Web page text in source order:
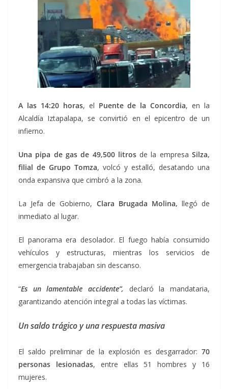
A las 14:20 horas, el Puente de la Concordia, en la
Alcaldía Iztapalapa, se convirtió en el epicentro de un
infierno.
Una pipa de gas de 49,500 litrosde la empresaSilza,
filial de Grupo Tomza, volcó y estalló, desatando una
onda expansiva que cimbró a la zona.
La Jefa de Gobierno, Clara Brugada Molina, llegó de
inmediato al lugar.
El panorama era desolador. El fuego había consumido
vehículos y estructuras, mientras los servicios de
emergencia trabajaban sin descanso.
“Es un lamentable accidente”, declaró la mandataria,
garantizando atención integral a todas las víctimas.
Un saldo trágico y una respuesta masiva
El saldo preliminar de la explosión es desgarrador: 70
personas lesionadas, entre ellas 51 hombres y 16
mujeres.